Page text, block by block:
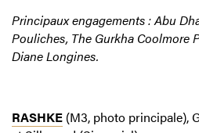
Principaux engagements : Abu
Pouliches, The Gurkha Coolmore
Diane Longines.
RASHKE (M3, photo principale),